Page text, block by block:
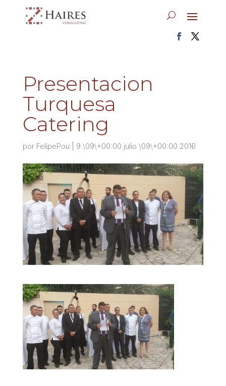
Presentacion
Turquesa
Catering
por FelipePou 9 \09\+00:00 julio \09\+00:00 2016